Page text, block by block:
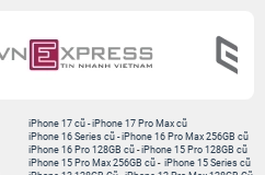
iPhone 17 cũ-iPhone 17 Pro Max cũ
iPhone 16 Series cũ- iPhone 16 Pro Max 256GB cũ
iPhone 16 Pro 128GB cũ-iPhone 15 Pro 128GB cũ
iPhone 15 Pro Max 256GB cũ- iPhone 15 Series cũ